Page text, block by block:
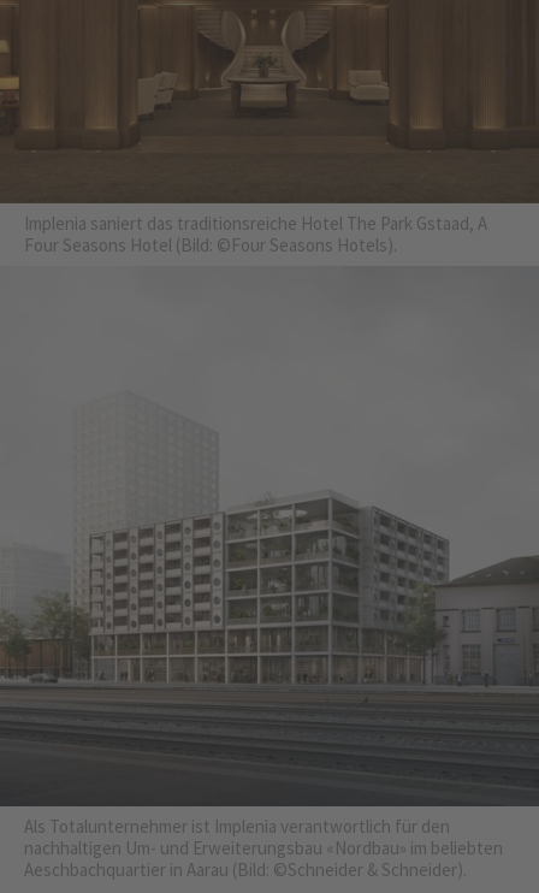
Implenia saniert das traditionsreiche Hotel The Park Gstaad, A
Four Seasons Hotel (Bild: ©Four Seasons Hotels).
Als Totalunternehmer ist Implenia verantwortlich für den
nachhaltigen Um- und Erweiterungsbau «Nordbau» im beliebten
Aeschbachquartier in Aarau (Bild: ©Schneider & Schneider).